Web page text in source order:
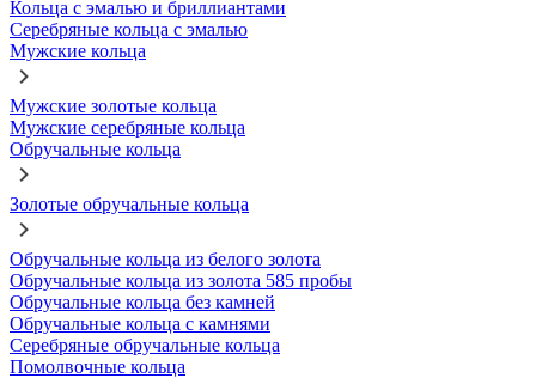
Кольца с эмалью и бриллиантами
Серебряные кольца с эмалью
Мужские кольца
Мужские золотые кольца
Мужские серебряные кольца
Обручальные кольца
Золотые обручальные кольца
Обручальные кольца из белого золота
Обручальные кольца из золота 585 пробы
Обручальные кольца без камней
Обручальные кольца с камнями
Серебряные обручальные кольца
Помолвочные кольца